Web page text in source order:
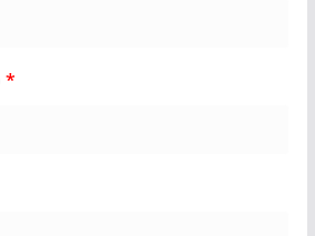
*